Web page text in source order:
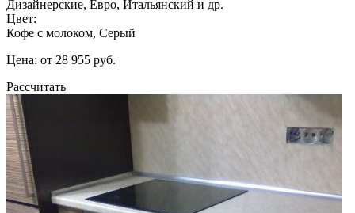
Дизайнерские, Евро, Итальянский и др.
Цвет:
Кофе с молоком, Серый
Цена: от 28 955 руб.
Рассчитать